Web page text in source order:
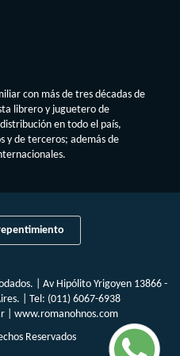
con más de tres décadas de
librero y juguetero de
en todo el país,
y de terceros; además de
| Av Hipólito Yrigoyen 13866 -
| Tel: (011) 6067-6938
| www.romanohnos.com
Reservados